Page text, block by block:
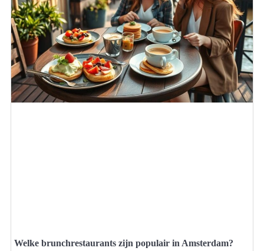
Welke brunchrestaurants zijn populair in Amsterdam?